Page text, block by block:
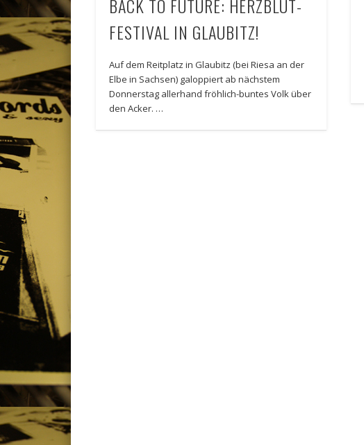
BACK TO FUTURE: HERZBLUT-
FESTIVAL IN GLAUBITZ!
Auf dem Reitplatz in Glaubitz (bei Riesa an der
Elbe in Sachsen) galoppiert ab nächstem
Donnerstag allerhand fröhlich-buntes Volk über
den Acker. …